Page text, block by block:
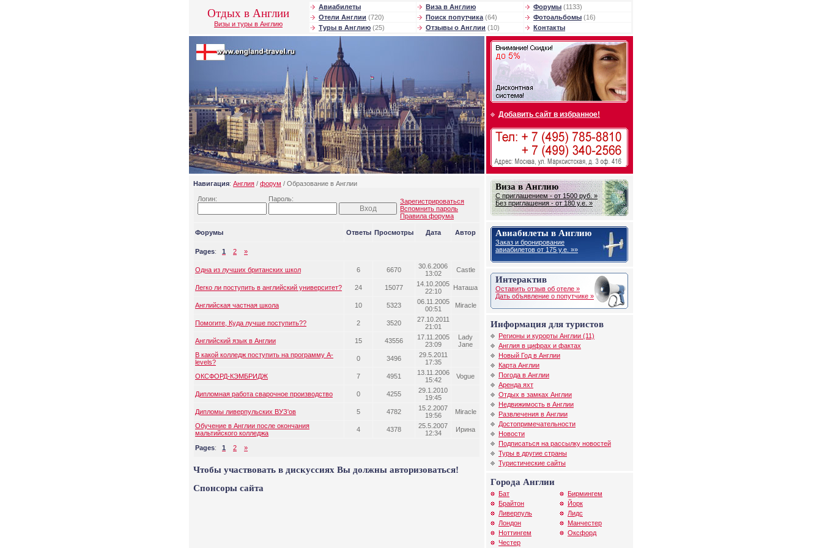
Отдых в Англии
Визы и туры в Англию
Авиабилеты Виза в Англию Форумы (1133)
Отели Англии (720) Поиск попутчика (64) Фотоальбомы (16)
Туры в Англию (25) Отзывы о Англии (10) Контакты
Добавить сайт в избранное!
Навигация: Англия / форум / Образование в Англии
Логин: Пароль:
Зарегистрироваться
Вспомнить пароль
Правила форума
Форумы Ответы Просмотры Дата Автор
Pages: 1 2 »
Одна из лучших британских школ 6 6670
30.6.2006
13:02
Castle
Легко ли поступить в английский университет? 24 15077
14.10.2005
22:10
Наташа
Английская частная школа 10 5323
06.11.2005
00:51
Miracle
Помогите, Куда лучше поступить?? 2 3520
27.10.2011
21:01
Английский язык в Англии
15 43556
17.11.2005
23:09
Lady
Jane
В какой колледж поступить на программу А-
levels?
0 3496
29.5.2011
17:35
ОКСФОРД-КЭМБРИДЖ
7 4951
13.11.2006
15:42
Vogue
Дипломная работа сварочное производство 0 4255
29.1.2010
19:45
Дипломы ливерпульских ВУЗ'ов
5 4782
15.2.2007
19:56
Miracle
Обучение в Англии после окончания
мальтийского колледжа
4 4378
25.5.2007
12:34
Ирина
Pages: 1 2 »
Чтобы участвовать в дискуссиях Вы должны авторизоваться!
Спонсоры сайта
Виза в Англию
С приглашением - от 1500 руб. »
Без приглашения - от 180 у.е. »
Авиабилеты в Англию
Заказ и бронирование
авиабилетов от 175 у.е. »»
Интерактив
Оставить отзыв об отеле »
Дать объявление о попутчике »
Информация для туристов
Регионы и курорты Англии (11)
Англия в цифрах и фактах
Новый Год в Англии
Карта Англии
Погода в Англии
Аренда яхт
Отдых в замках Англии
Недвижимость в Англии
Развлечения в Англии
Достопримечательности
Новости
Подписаться на рассылку новостей
Туры в другие страны
Туристические сайты
Города Англии
Бат
Брайтон
Ливерпуль
Лондон
Ноттингем
Честер
Бирмингем
Йорк
Лидс
Манчестер
Оксфорд